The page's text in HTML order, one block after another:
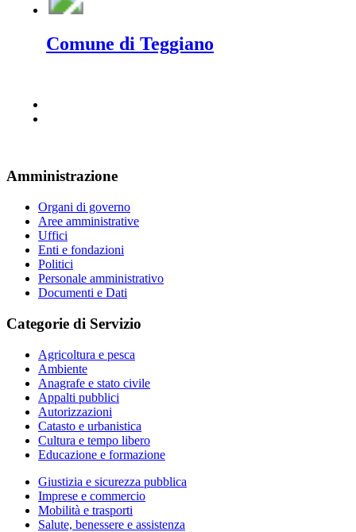
Comune di Teggiano
Amministrazione
Organi di governo
Aree amministrative
Uffici
Enti e fondazioni
Politici
Personale amministrativo
Documenti e Dati
Categorie di Servizio
Agricoltura e pesca
Ambiente
Anagrafe e stato civile
Appalti pubblici
Autorizzazioni
Catasto e urbanistica
Cultura e tempo libero
Educazione e formazione
Giustizia e sicurezza pubblica
Imprese e commercio
Mobilità e trasporti
Salute, benessere e assistenza